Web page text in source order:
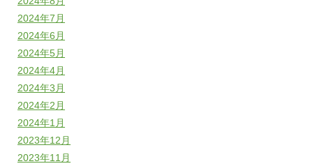
2024年7月
2024年6月
2024年5月
2024年4月
2024年3月
2024年2月
2024年1月
2023年12月
2023年11月